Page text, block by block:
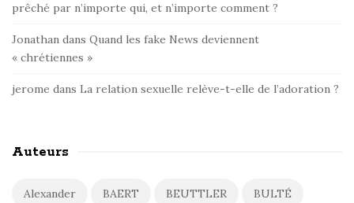
prêché par n’importe qui, et n’importe comment ?
Jonathan dans Quand les fake News deviennent
« chrétiennes »
jerome dans La relation sexuelle relève-t-elle de l’adoration ?
Auteurs
Alexander BAERT BEUTTLER BULTÉ